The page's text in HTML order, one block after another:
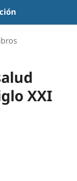
XXI